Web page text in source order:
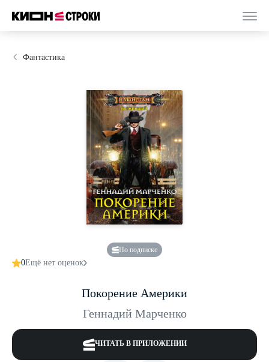
Фантастика
По подписке
0Ещё нет оценок
Покорение Америки
Геннадий Марченко
ЧИТАТЬ В ПРИЛОЖЕНИИ